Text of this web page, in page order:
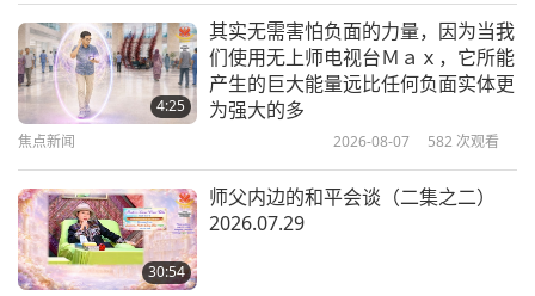
这茶治轻症很快见效。或一开始感染时也有用。若已
患病一段时间，可能也有效，但可能效果不太明显。
可以试试，有益无害。不会有任何不良反应。在出发
前喝这茶，还有所有那些维他命和大蒜。在人群中长
途旅行的期间以及之后，如果觉得需要，可继续服用
几天。应该每天服用维他命来增强你的免疫力。如果
你觉得需要它，或者作为补充剂，尤其是你年纪稍大
新冠肺炎病毒的秘密 2020.11.02
新冠肺炎病毒会经由空气传播
4:25
其实无需害怕负面的力量，因为当我
们使用无上师电视台Ｍａｘ，它所能
产生的巨大能量远比任何负面实体更
为强大的多
焦点新闻 2026-08-07 582 次观看
30:54
师父内边的和平会谈（二集之二）
2026.07.29